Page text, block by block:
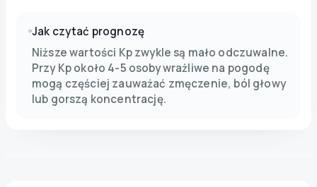
Jak czytać prognozę
Niższe wartości Kp zwykle są mało odczuwalne.
Przy Kp około 4-5 osoby wrażliwe na pogodę
mogą częściej zauważać zmęczenie, ból głowy
lub gorszą koncentrację.